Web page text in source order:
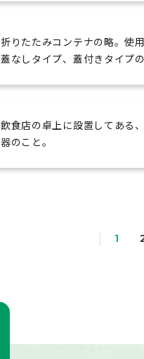
折りたたみコンテナの略。使
蓋なしタイプ、蓋付きタイプ
飲食店の卓上に設置してある
器のこと。
1